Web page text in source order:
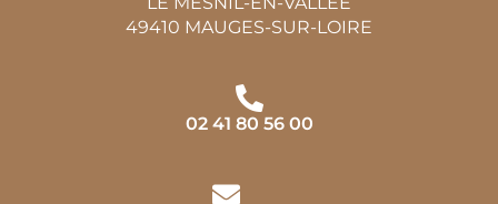
49410 MAUGES-SUR-LOIRE
02 41 80 56 00